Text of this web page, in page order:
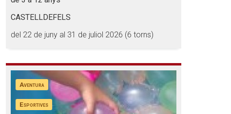
CASTELLDEFELS
del 22 de juny al 31 de juliol 2026 (6 torns)
Aventura
Esportives